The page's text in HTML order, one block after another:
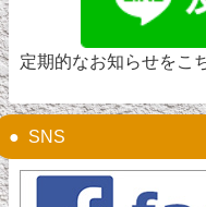
定期的なお知らせをこ
SNS